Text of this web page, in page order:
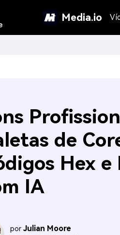
Media.io
de
Hex e
IA
por Julian Moore